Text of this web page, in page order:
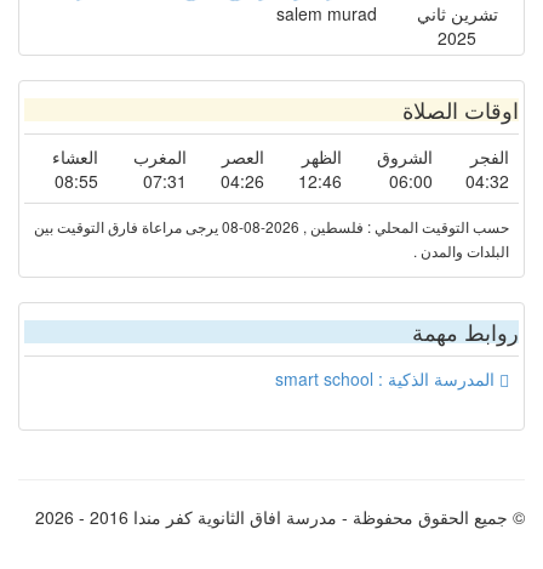
تشرين ثاني
2025
salem murad
اوقات الصلاة
الفجر
04:32
الشروق
06:00
الظهر
12:46
العصر
04:26
المغرب
07:31
العشاء
08:55
حسب التوقيت المحلي : فلسطين , 2026-08-08 يرجى مراعاة فارق التوقيت بين
البلدات والمدن .
روابط مهمة
المدرسة الذكية : smart school
© جميع الحقوق محفوظة - مدرسة افاق الثانوية كفر مندا 2016 - 2026